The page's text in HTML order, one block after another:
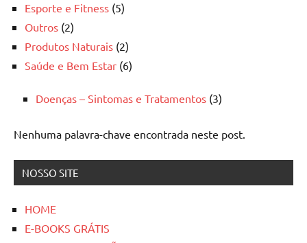
Esporte e Fitness (5)
Outros (2)
Produtos Naturais (2)
Saúde e Bem Estar (6)
Doenças – Sintomas e Tratamentos (3)
Nenhuma palavra-chave encontrada neste post.
NOSSO SITE
HOME
E-BOOKS GRÁTIS